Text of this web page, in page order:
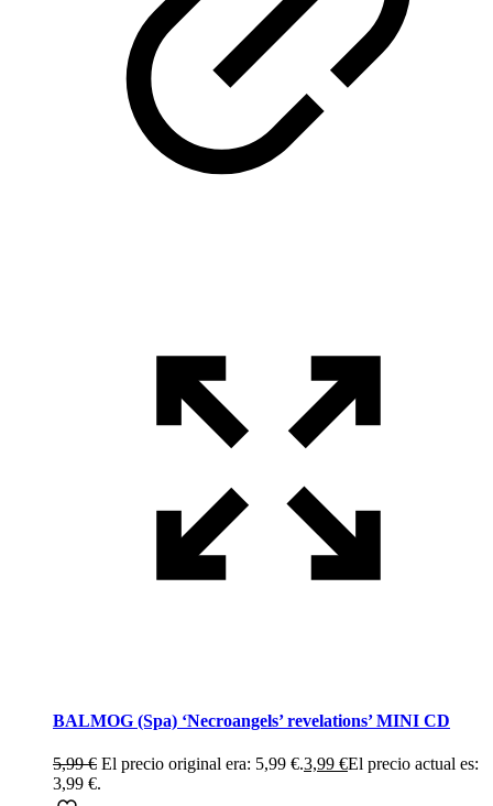
BALMOG (Spa) ‘Necroangels’ revelations’ MINI CD
5,99€ El precio original era: 5,99 €.3,99 €El precio actual es:
3,99 €.